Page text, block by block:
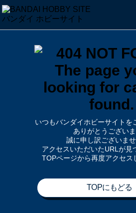
いつもバンダイホビーサイトを
ありがとうございま
誠に申し訳ございませ
アクセスいただいたURLが見
TOPページから再度アクセス
TOPにもどる